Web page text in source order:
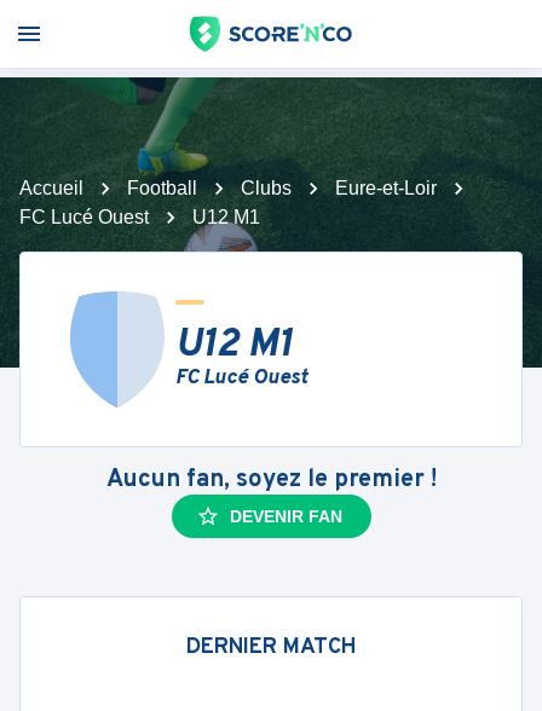
Accueil Football Clubs
Eure-et-Loir
FC Lucé Ouest
U12 M1
U12 M1
FC Lucé Ouest
Aucun fan, soyez le premier !
DEVENIR FAN
DERNIER MATCH